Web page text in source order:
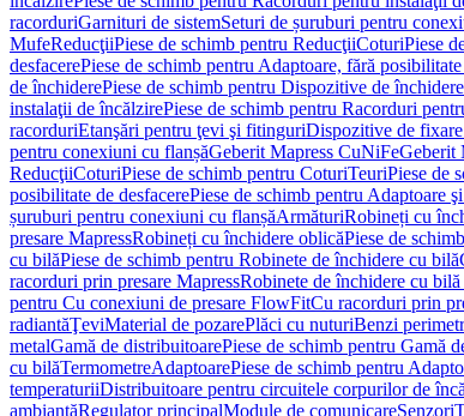
racorduriGarnituri de sistemSeturi de șuruburi pentru
MufeReducţiiPiese de schimb pentru ReducţiiCoturiPiese
desfacerePiese de schimb pentru Adaptoare, fără
de închiderePiese de schimb pentru Dispozitive de închidere
instalaţii de încălzirePiese de schimb pentru Racorduri
racorduriEtanşări pentru ţevi şi fitinguriDispozitive de
pentru conexiuni cu flanșăGeberit Mapress CuNiFeGeberit
ReducţiiCoturiPiese de schimb pentru CoturiTeuriPiese de
posibilitate de desfacerePiese de schimb pentru Adaptoare
șuruburi pentru conexiuni cu flanșăArmăturiRobineți cu
presare MapressRobineți cu închidere oblicăPiese de
cu bilăPiese de schimb pentru Robinete de închidere cu bilă
racorduri prin presare MapressRobinete de închidere cu
pentru Cu conexiuni de presare FlowFitCu racorduri prin
radiantăŢeviMaterial de pozarePlăci cu nuturiBenzi
metalGamă de distribuitoarePiese de schimb pentru Gamă
cu bilăTermometreAdaptoarePiese de schimb pentru
temperaturiiDistribuitoare pentru circuitele corpurilor de
ambianţăRegulator principalModule de comunicareSenzori